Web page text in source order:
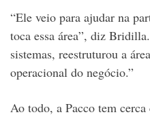
“Ele veio para ajudar na
toca essa área”, diz
sistemas, reestruturou a
operacional do negócio.”
Ao todo, a Pacco tem